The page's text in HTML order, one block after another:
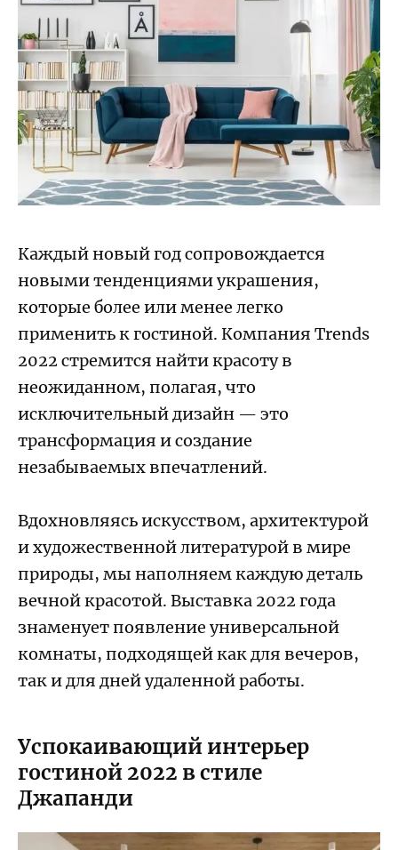
Каждый новый год сопровождается
новыми тенденциями украшения,
которые более или менее легко
применить к гостиной. Компания Trends
2022 стремится найти красоту в
неожиданном, полагая, что
исключительный дизайн — это
трансформация и создание
незабываемых впечатлений.
Вдохновляясь искусством, архитектурой
и художественной литературой в мире
природы, мы наполняем каждую деталь
вечной красотой. Выставка 2022 года
знаменует появление универсальной
комнаты, подходящей как для вечеров,
так и для дней удаленной работы.
Успокаивающий интерьер
гостиной 2022 в стиле
Джапанди